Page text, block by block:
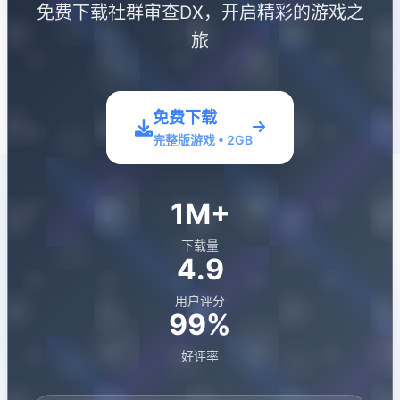
免费下载社群审查DX，开启精彩的游戏之
旅
免费下载
完整版游戏 • 2GB
1M+
下载量
4.9
用户评分
99%
好评率